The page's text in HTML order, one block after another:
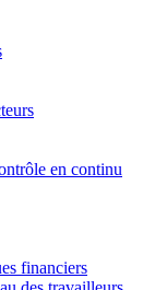
en continu
financiers